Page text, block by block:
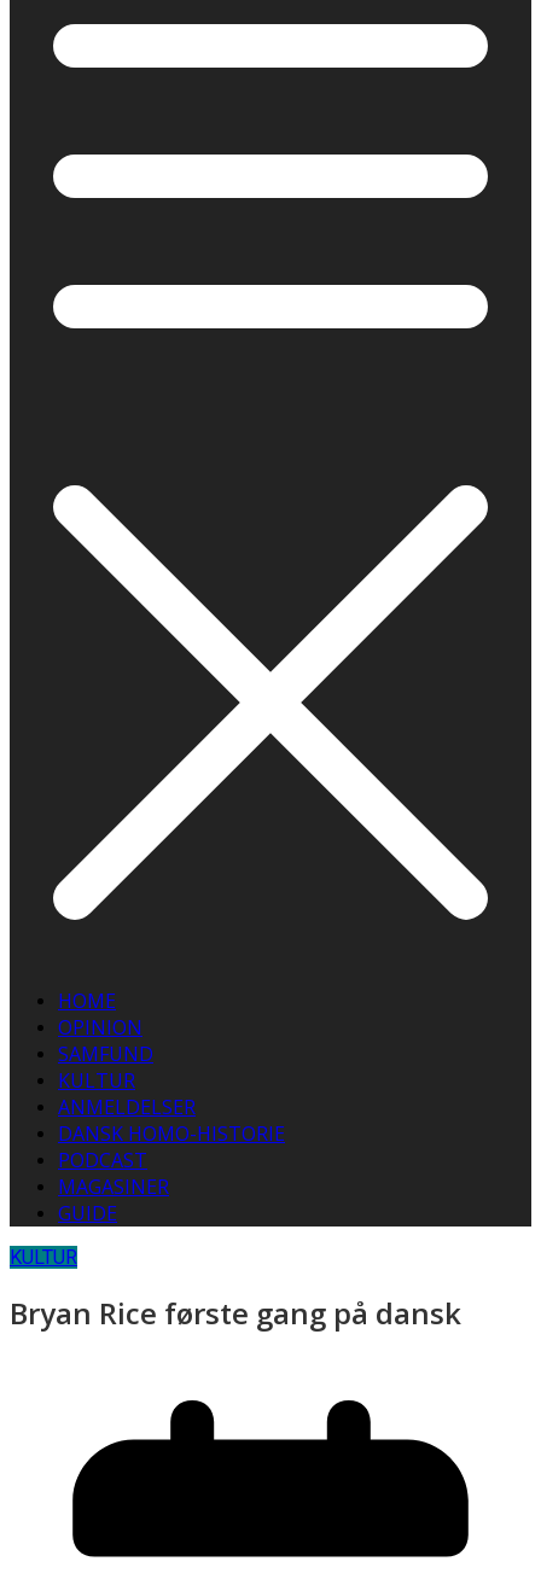
HOME
OPINION
SAMFUND
KULTUR
ANMELDELSER
DANSK HOMO-HISTORIE
PODCAST
MAGASINER
GUIDE
KULTUR
Bryan Rice første gang på dansk